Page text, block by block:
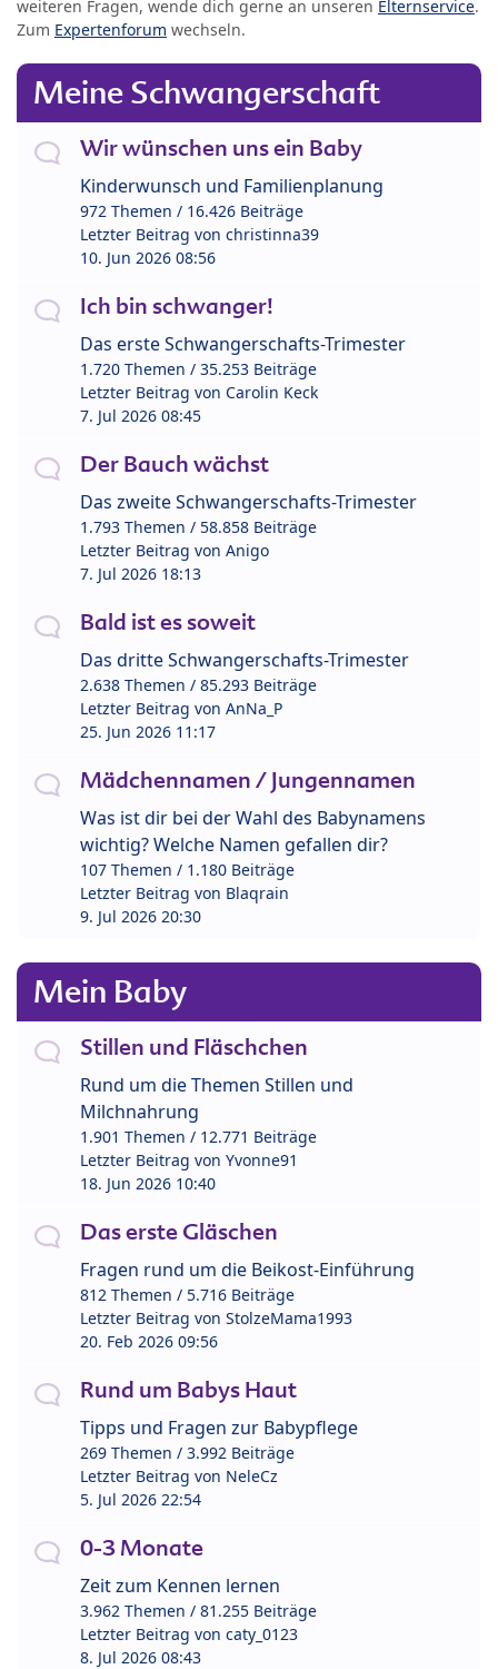
weiteren Fragen, wende dich gerne an unseren Elternservice.
Zum Expertenforum wechseln.
Meine Schwangerschaft
Wir wünschen uns ein Baby
Kinderwunsch und Familienplanung
972 Themen / 16.426 Beiträge
Letzter Beitrag von christinna39
10. Jun 2026 08:56
Ich bin schwanger!
Das erste Schwangerschafts-Trimester
1.720 Themen / 35.253 Beiträge
Letzter Beitrag von Carolin Keck
7. Jul 2026 08:45
Der Bauch wächst
Das zweite Schwangerschafts-Trimester
1.793 Themen / 58.858 Beiträge
Letzter Beitrag von Anigo
7. Jul 2026 18:13
Bald ist es soweit
Das dritte Schwangerschafts-Trimester
2.638 Themen / 85.293 Beiträge
Letzter Beitrag von AnNa_P
25. Jun 2026 11:17
Mädchennamen / Jungennamen
Was ist dir bei der Wahl des Babynamens
wichtig? Welche Namen gefallen dir?
107 Themen / 1.180 Beiträge
Letzter Beitrag von Blaqrain
9. Jul 2026 20:30
Mein Baby
Stillen und Fläschchen
Rund um die Themen Stillen und
Milchnahrung
1.901 Themen / 12.771 Beiträge
Letzter Beitrag von Yvonne91
18. Jun 2026 10:40
Das erste Gläschen
Fragen rund um die Beikost-Einführung
812 Themen / 5.716 Beiträge
Letzter Beitrag von StolzeMama1993
20. Feb 2026 09:56
Rund um Babys Haut
Tipps und Fragen zur Babypflege
269 Themen / 3.992 Beiträge
Letzter Beitrag von NeleCz
5. Jul 2026 22:54
0-3 Monate
Zeit zum Kennen lernen
3.962 Themen / 81.255 Beiträge
Letzter Beitrag von caty_0123
8. Jul 2026 08:43